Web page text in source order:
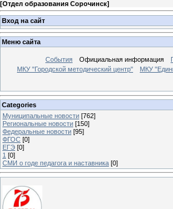
[Отдел образования Сорочинск]
Вход на сайт
Меню сайта
События Официальная информация
МКУ "Городской методический центр"
МКУ
Categories
Муниципальные новости [762]
Региональные новости [150]
Федеральные новости [95]
ФГОС [0]
ЕГЭ [0]
1 [0]
СМИ о годе педагога и наставника [0]